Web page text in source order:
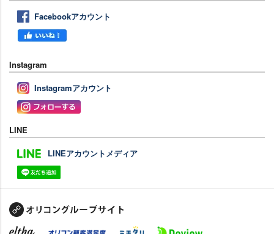
Facebookアカウント
Instagram
Instagramアカウント
LINE
LINEアカウントメディア